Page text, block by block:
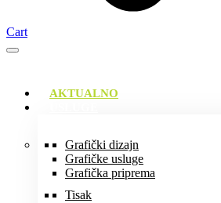
Cart
AKTUALNO
Grafički dizajn
Grafičke usluge
Grafička priprema
Tisak